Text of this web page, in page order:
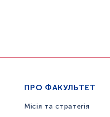
ПРО ФАКУЛЬТЕТ
Місія та стратегія